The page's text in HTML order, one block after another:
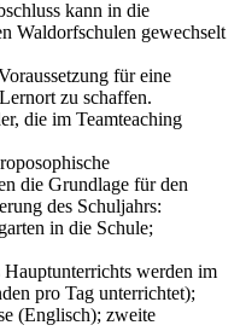
kann in die
Waldorfschulen gewechselt
für eine
zu schaffen.
die im Teamteaching
die Grundlage für den
des Schuljahrs:
in die Schule;
werden im
pro Tag unterrichtet);
(Englisch); zweite